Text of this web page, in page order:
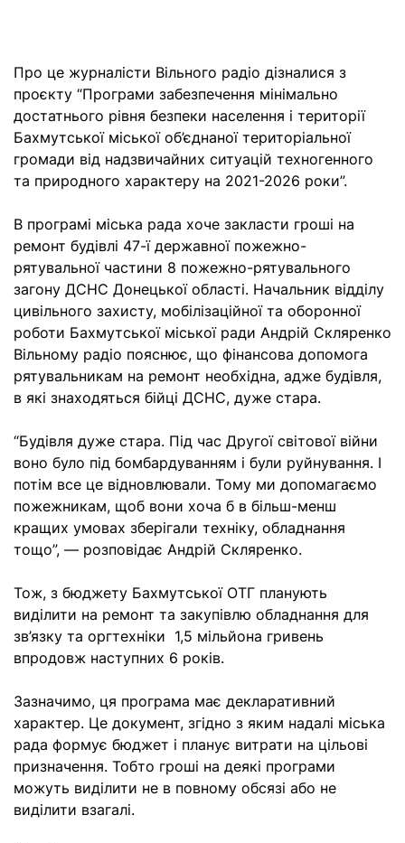
Про це журналісти Вільного радіо дізналися з
проєкту “Програми забезпечення мінімально
достатнього рівня безпеки населення і території
Бахмутської міської об’єднаної територіальної
громади від надзвичайних ситуацій техногенного
та природного характеру на 2021-2026 роки”.
В програмі міська рада хоче закласти гроші на
ремонт будівлі 47-ї державної пожежно-
рятувальної частини 8 пожежно-рятувального
загону ДСНС Донецької області. Начальник відділу
цивільного захисту, мобілізаційної та оборонної
роботи Бахмутської міської ради Андрій Скляренко
Вільному радіо пояснює, що фінансова допомога
рятувальникам на ремонт необхідна, адже будівля,
в які знаходяться бійці ДСНС, дуже стара.
“Будівля дуже стара. Під час Другої світової війни
воно було під бомбардуванням і були руйнування. І
потім все це відновлювали. Тому ми допомагаємо
пожежникам, щоб вони хоча б в більш-менш
кращих умовах зберігали техніку, обладнання
тощо”, — розповідає Андрій Скляренко.
Тож, з бюджету Бахмутської ОТГ планують
виділити на ремонт та закупівлю обладнання для
зв’язку та оргтехніки 1,5 мільйона гривень
впродовж наступних 6 років.
Зазначимо, ця програма має декларативний
характер. Це документ, згідно з яким надалі міська
рада формує бюджет і планує витрати на цільові
призначення. Тобто гроші на деякі програми
можуть виділити не в повному обсязі або не
виділити взагалі.